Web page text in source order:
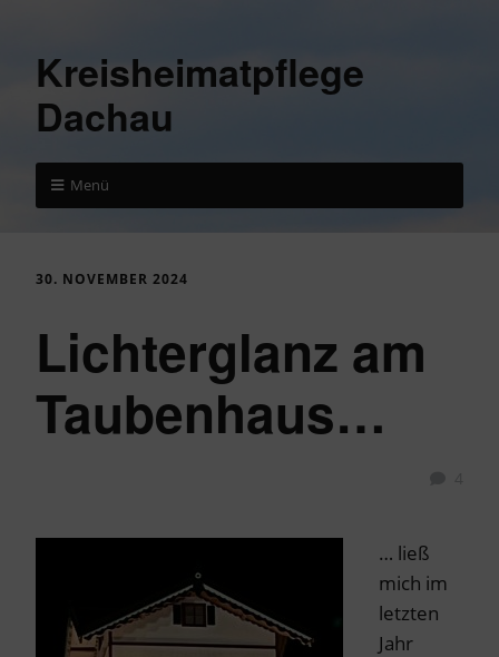
Kreisheimatpflege
Dachau
Menü
30. NOVEMBER 2024
Lichterglanz am
Taubenhaus…
… ließ
mich im
letzten
Jahr